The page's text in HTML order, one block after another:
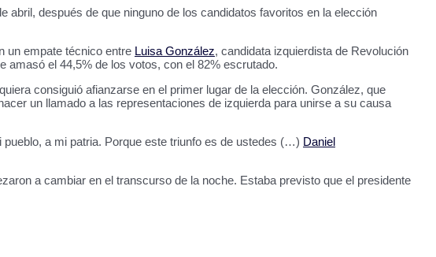
después de que ninguno de los candidatos favoritos en la elección
un empate técnico entre Luisa González, candidata izquierdista de Revolución
amasó el 44,5% de los votos, con el 82% escrutado.
consiguió afianzarse en el primer lugar de la elección. González, que
un llamado a las representaciones de izquierda para unirse a su causa
a mi patria. Porque este triunfo es de ustedes (…) Daniel
a cambiar en el transcurso de la noche. Estaba previsto que el presidente